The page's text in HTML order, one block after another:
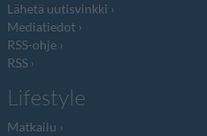
Lähetä uutisvinkki
Mediatiedot
RSS-ohje
RSS
Lifestyle
Matkailu